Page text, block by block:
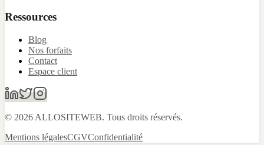
Ressources
Blog
Nos forfaits
Contact
Espace client
© 2026 ALLOSITEWEB. Tous droits réservés.
Mentions légalesCGVConfidentialité